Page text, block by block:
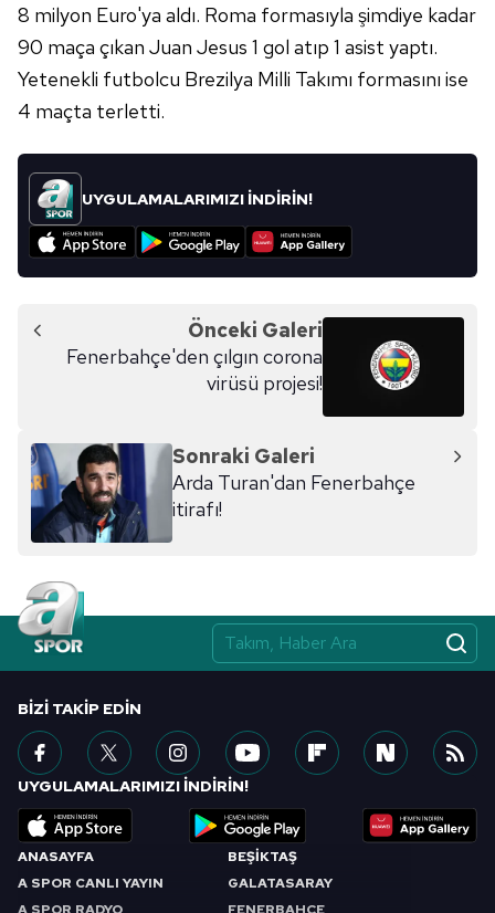
8 milyon Euro'ya aldı. Roma formasıyla şimdiye kadar
90 maça çıkan Juan Jesus 1 gol atıp 1 asist yaptı.
Yetenekli futbolcu Brezilya Milli Takımı formasını ise
4 maçta terletti.
UYGULAMALARIMIZI İNDİRİN!
Önceki Galeri
Fenerbahçe'den çılgın corona
virüsü projesi!
Sonraki Galeri
Arda Turan'dan Fenerbahçe
itirafı!
ANASAYFA
A SPOR CANLI YAYIN
BEŞİKTAŞ
GALATASARAY
BIZI TAKIP EDIN
UYGULAMALARIMIZI İNDİRİN!